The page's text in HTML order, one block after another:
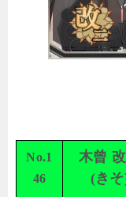
No.1
46
木曾
(き